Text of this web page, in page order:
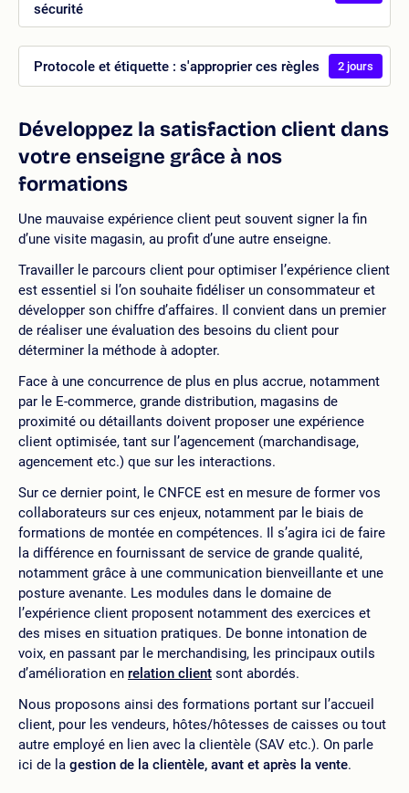
sécurité
Protocole et étiquette : s'approprier ces règles 2 jours
Développez la satisfaction client dans
votre enseigne grâce à nos
formations
Une mauvaise expérience client peut souvent signer la fin
d’une visite magasin, au profit d’une autre enseigne.
Travailler le parcours client pour optimiser l’expérience client
est essentiel si l’on souhaite fidéliser un consommateur et
développer son chiffre d’affaires. Il convient dans un premier
de réaliser une évaluation des besoins du client pour
déterminer la méthode à adopter.
Face à une concurrence de plus en plus accrue, notamment
par le E-commerce, grande distribution, magasins de
proximité ou détaillants doivent proposer une expérience
client optimisée, tant sur l’agencement (marchandisage,
agencement etc.) que sur les interactions.
Sur ce dernier point, le CNFCE est en mesure de former vos
collaborateurs sur ces enjeux, notamment par le biais de
formations de montée en compétences. Il s’agira ici de faire
la différence en fournissant de service de grande qualité,
notamment grâce à une communication bienveillante et une
posture avenante. Les modules dans le domaine de
l’expérience client proposent notamment des exercices et
des mises en situation pratiques. De bonne intonation de
voix, en passant par le merchandising, les principaux outils
d’amélioration en relation client sont abordés.
Nous proposons ainsi des formations portant sur l’accueil
client, pour les vendeurs, hôtes/hôtesses de caisses ou tout
autre employé en lien avec la clientèle (SAV etc.). On parle
ici de la gestion de la clientèle, avant et après la vente.